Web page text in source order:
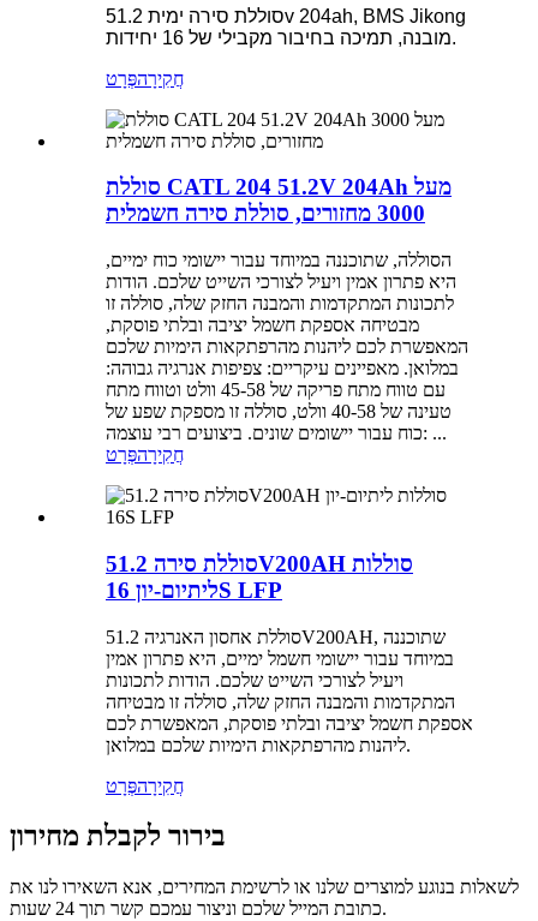
סוללת סירה ימית 51.2v 204ah, BMS Jikong
מובנה, תמיכה בחיבור מקבילי של 16 יחידות.
חֲקִירָהפְּרָט
סוללת CATL 204 51.2V 204Ah מעל
3000 מחזורים, סוללת סירה חשמלית
הסוללה, שתוכננה במיוחד עבור יישומי כוח ימיים,
היא פתרון אמין ויעיל לצורכי השייט שלכם. הודות
לתכונות המתקדמות והמבנה החזק שלה, סוללה זו
מבטיחה אספקת חשמל יציבה ובלתי פוסקת,
המאפשרת לכם ליהנות מהרפתקאות הימיות שלכם
במלואן. מאפיינים עיקריים: צפיפות אנרגיה גבוהה:
עם טווח מתח פריקה של 45-58 וולט וטווח מתח
טעינה של 40-58 וולט, סוללה זו מספקת שפע של
כוח עבור יישומים שונים. ביצועים רבי עוצמה: ...
חֲקִירָהפְּרָט
סוללת סירה 51.2V200AH סוללות
ליתיום-יון 16S LFP
סוללת אחסון האנרגיה 51.2V200AH, שתוכננה
במיוחד עבור יישומי חשמל ימיים, היא פתרון אמין
ויעיל לצורכי השייט שלכם. הודות לתכונות
המתקדמות והמבנה החזק שלה, סוללה זו מבטיחה
אספקת חשמל יציבה ובלתי פוסקת, המאפשרת לכם
ליהנות מהרפתקאות הימיות שלכם במלואן.
חֲקִירָהפְּרָט
בירור לקבלת מחירון
לשאלות בנוגע למוצרים שלנו או לרשימת המחירים, אנא השאירו לנו את
כתובת המייל שלכם וניצור עמכם קשר תוך 24 שעות.